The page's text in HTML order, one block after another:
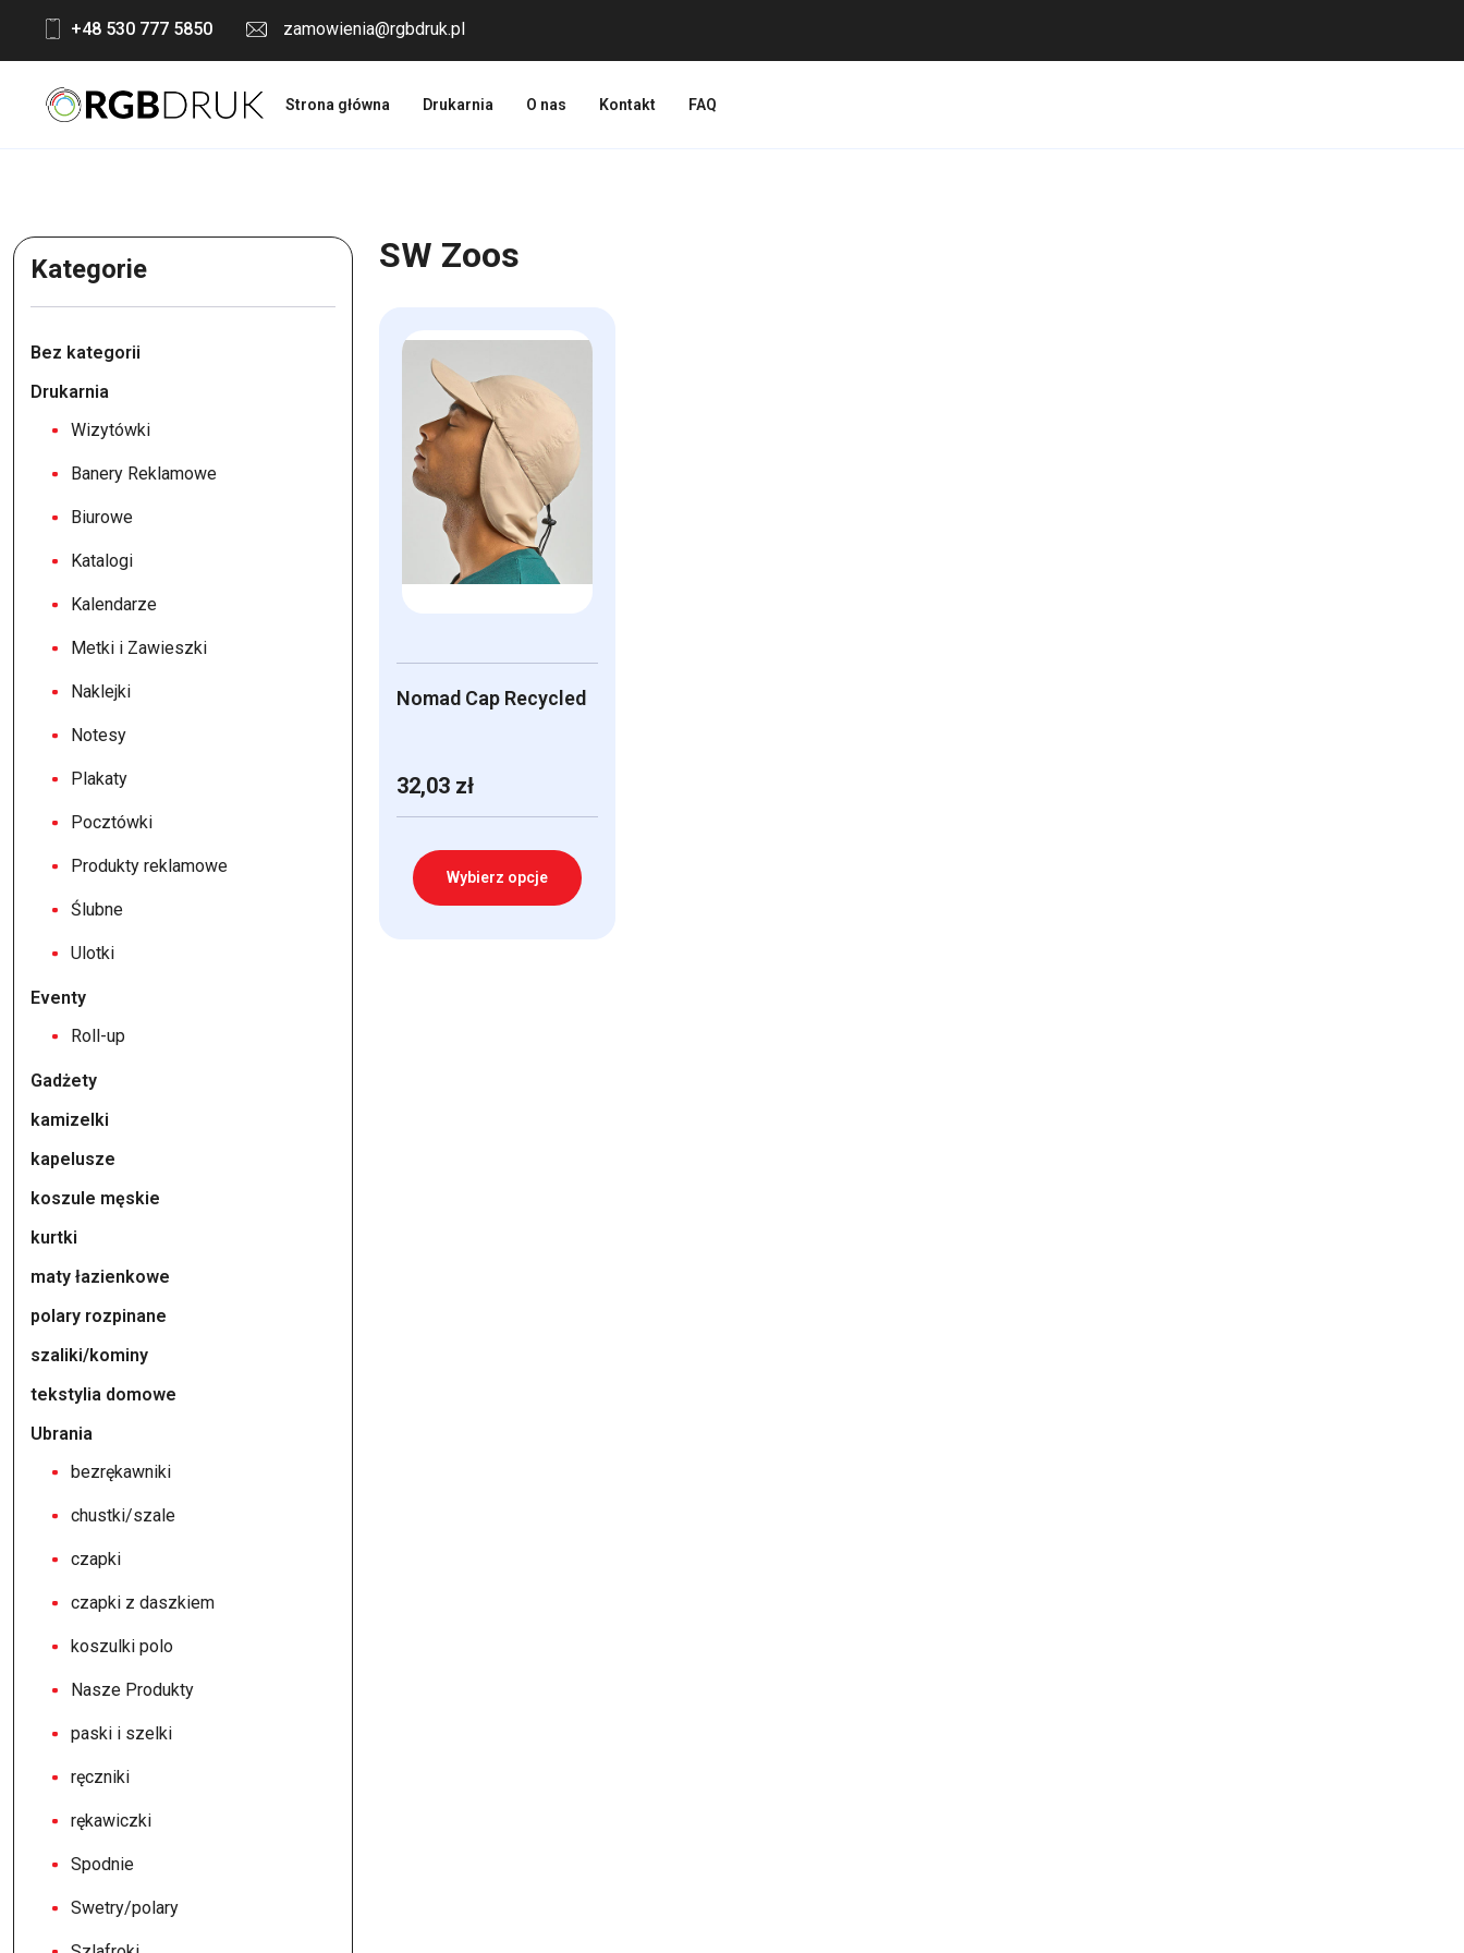
content
+48 530 777 5850 zamowienia@rgbdruk.pl
Strona główna Drukarnia O nas Kontakt FAQ
Kategorie
Bez kategorii
Drukarnia
Wizytówki
Banery Reklamowe
Biurowe
Katalogi
Kalendarze
Metki i Zawieszki
Naklejki
Notesy
Plakaty
Pocztówki
Produkty reklamowe
Ślubne
Ulotki
Eventy
Roll-up
Gadżety
kamizelki
kapelusze
koszule męskie
kurtki
maty łazienkowe
polary rozpinane
szaliki/kominy
tekstylia domowe
Ubrania
bezrękawniki
chustki/szale
czapki
czapki z daszkiem
koszulki polo
Nasze Produkty
paski i szelki
ręczniki
rękawiczki
Spodnie
Swetry/polary
SW Zoos
Nomad Cap Recycled
32,03 zł
Wybierz opcje